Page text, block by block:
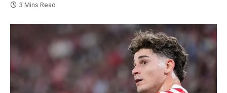
3 Mins Read